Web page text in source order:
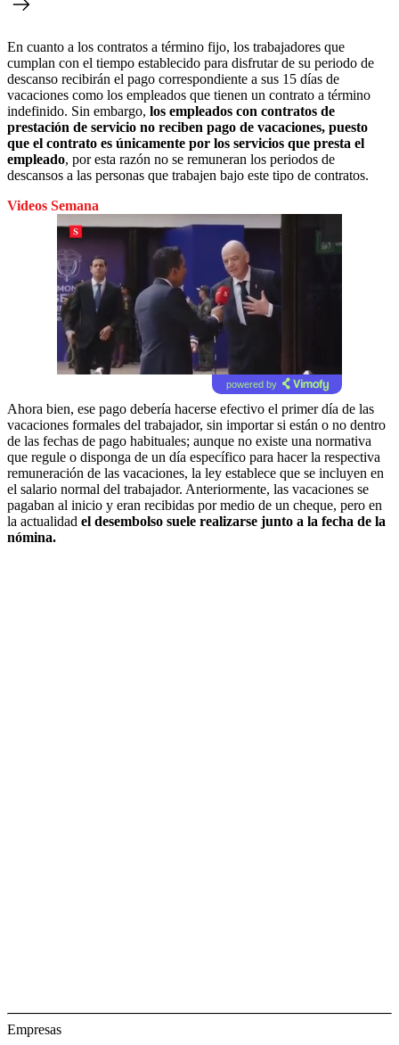
En cuanto a los contratos a término fijo, los trabajadores que
cumplan con el tiempo establecido para disfrutar de su periodo de
descanso recibirán el pago correspondiente a sus 15 días de
vacaciones como los empleados que tienen un contrato a término
indefinido. Sin embargo, los empleados con contratos de
prestación de servicio no reciben pago de vacaciones, puesto
que el contrato es únicamente por los servicios que presta el
empleado, por esta razón no se remuneran los periodos de
descansos a las personas que trabajen bajo este tipo de contratos.
Videos Semana
powered by
Ahora bien, ese pago debería hacerse efectivo el primer día de las
vacaciones formales del trabajador, sin importar si están o no dentro
de las fechas de pago habituales; aunque no existe una normativa
que regule o disponga de un día específico para hacer la respectiva
remuneración de las vacaciones, la ley establece que se incluyen en
el salario normal del trabajador. Anteriormente, las vacaciones se
pagaban al inicio y eran recibidas por medio de un cheque, pero en
la actualidad el desembolso suele realizarse junto a la fecha de la
nómina.
Empresas